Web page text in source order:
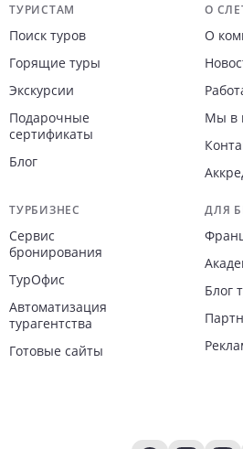
Навигация по сайту
ТУРИСТАМ
Поиск туров
Горящие туры
Экскурсии
Подарочные
сертификаты
Блог
О
О
Мы в
ТУРБИЗНЕС
Сервис
бронирования
ТурОфис
Автоматизация
турагентства
Готовые сайты
ДЛЯ
Блог